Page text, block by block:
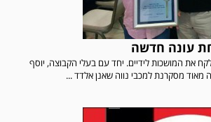
עונה חדשה
את המושכות לידיים. יחד עם בעלי הקבוצה, יוסף
מאוד מסקרנת למכבי נווה שאנן אלדד ...